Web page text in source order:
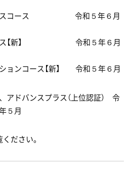
ンスコース 令和５年６月
ース【新】 令和５年６月
ョンコース【新】 令和５年６月
アドバンスプラス（上位認証） 令
５月
ださい。